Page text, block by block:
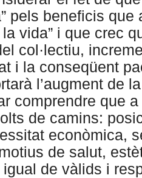
pels beneficis que
vida” i que crec
col·lectiu,
i la conseqüent
l’augment de
comprendre que
de camins:
econòmica,
de salut,
de vàlids i